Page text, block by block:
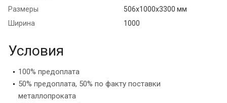
Размеры
506х1000х3300 мм
Ширина
1000
Условия
100% предоплата
50% предоплата, 50% по факту поставки
металлопроката